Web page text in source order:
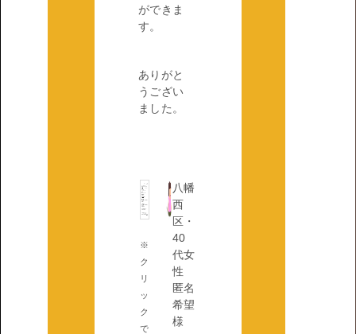
ができま
す。
ありがと
うござい
ました。
※
ク
リ
ッ
ク
で
八幡
西
区・
40
代女
性
匿名
希望
様